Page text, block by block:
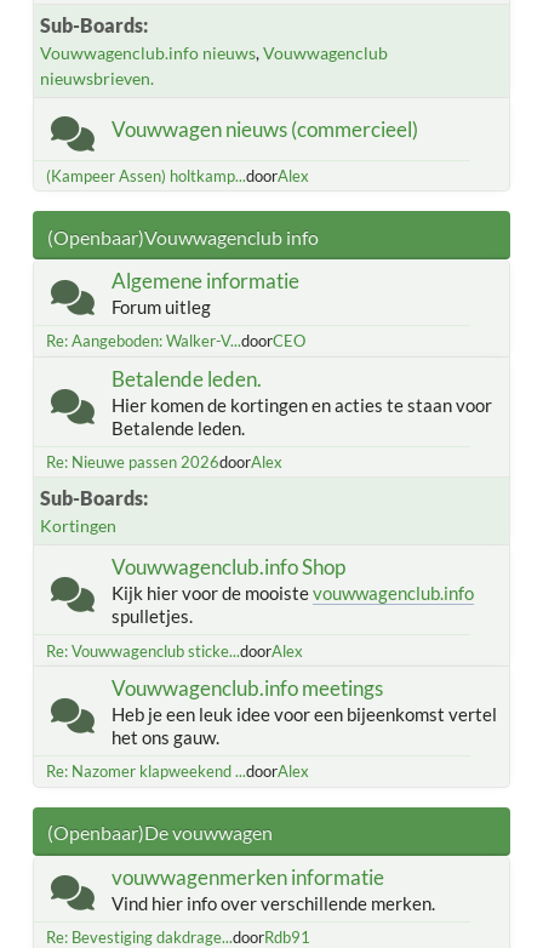
Sub-Boards
Vouwwagenclub.info nieuws Vouwwagenclub
nieuwsbrieven.
Vouwwagen nieuws (commercieel)
(Kampeer Assen) holtkamp...doorAlex
(Openbaar)Vouwwagenclub info
Algemene informatie
Forum uitleg
Re: Aangeboden: Walker-V...doorCEO
Betalende leden.
Hier komen de kortingen en acties te staan voor
Betalende leden.
Re: Nieuwe passen 2026doorAlex
Sub-Boards
Kortingen
Vouwwagenclub.info Shop
Kijk hier voor de mooistevouwwagenclub.info
spulletjes.
Re: Vouwwagenclub sticke...doorAlex
Vouwwagenclub.info meetings
Heb je een leuk idee voor een bijeenkomst vertel
het ons gauw.
Re: Nazomer klapweekend ...doorAlex
(Openbaar)De vouwwagen
vouwwagenmerken informatie
Vind hier info over verschillende merken.
Re: Bevestiging dakdrage...doorRdb91